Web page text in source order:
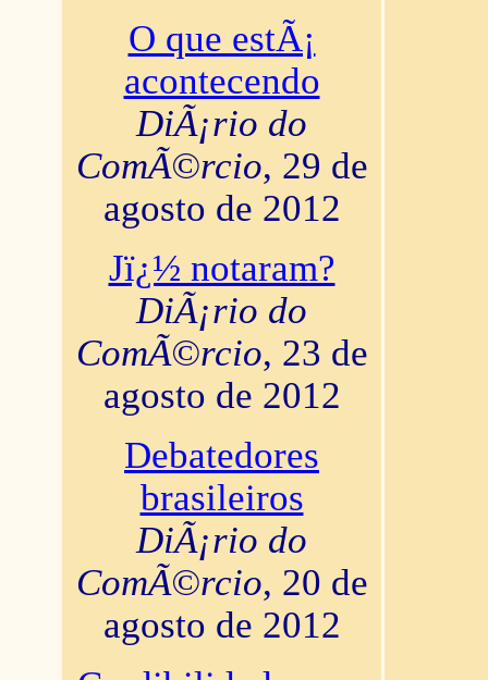
O que estÃ¡
acontecendo
DiÃ¡rio do
ComÃ©rcio, 29 de
agosto de 2012
Jï¿½ notaram?
DiÃ¡rio do
ComÃ©rcio, 23 de
agosto de 2012
Debatedores
brasileiros
DiÃ¡rio do
ComÃ©rcio, 20 de
agosto de 2012